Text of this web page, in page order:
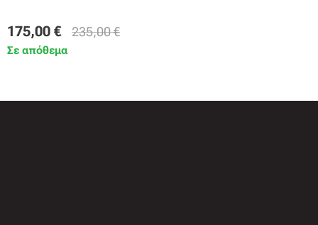
175,00 € 235,00€
Σε απόθεμα